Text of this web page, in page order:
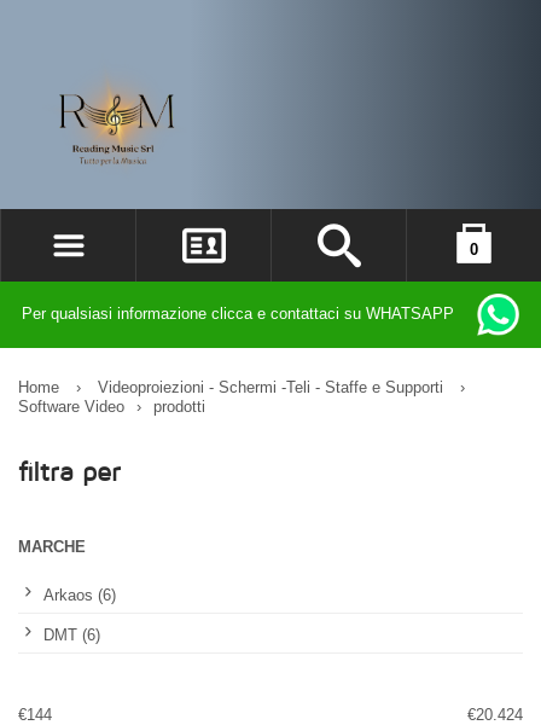
ACCEDI
REGISTRATI
0
Per qualsiasi informazione clicca e contattaci su WHATSAPP
Home › Videoproiezioni - Schermi -Teli - Staffe e Supporti
›
Software Video
› prodotti
filtra per
MARCHE
Arkaos (6)
DMT (6)
€144 €20.424